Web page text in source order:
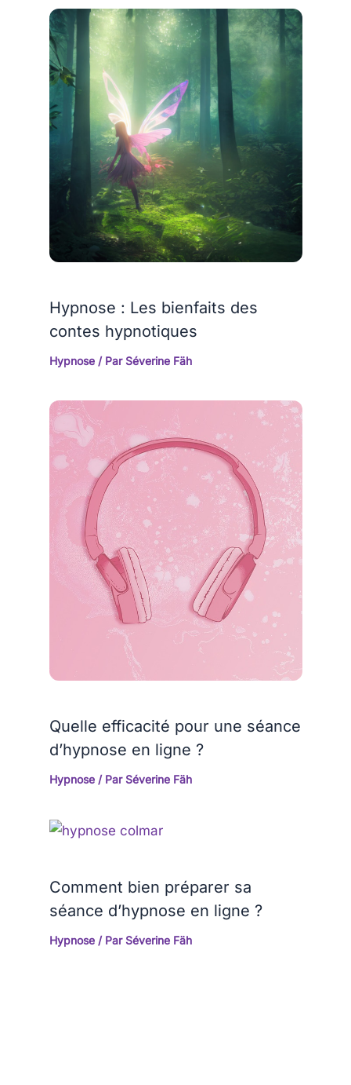
Hypnose : Les bienfaits des
contes hypnotiques
Hypnose/ Par Séverine Fäh
Quelle efficacité pour une séance
d’hypnose en ligne ?
Hypnose/ Par Séverine Fäh
Comment bien préparer sa
séance d’hypnose en ligne ?
Hypnose/ Par Séverine Fäh